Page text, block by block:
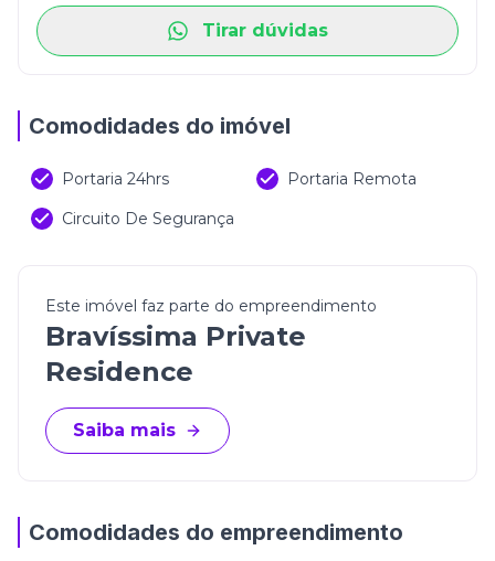
Tirar dúvidas
Comodidades do imóvel
Portaria 24hrs
Portaria Remota
Circuito De Segurança
Este imóvel faz parte do empreendimento
Bravíssima Private
Residence
Saiba mais
Comodidades do empreendimento